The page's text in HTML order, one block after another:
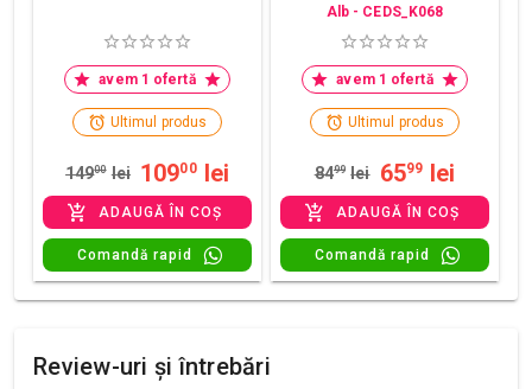
avem 1 ofertă
Ultimul produs
14900 lei 10900 lei
ADAUGĂ ÎN COȘ
Comandă rapid
Alb - CEDS_K068
avem 1 ofertă
Ultimul produs
8499 lei 6599 lei
ADAUGĂ ÎN COȘ
Comandă rapid
Review-uri și întrebări